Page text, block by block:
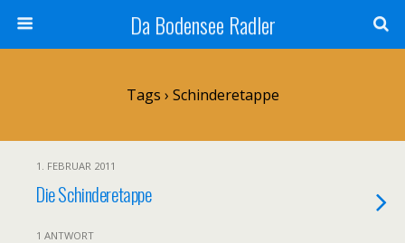
Da Bodensee Radler
Tags › Schinderetappe
1. FEBRUAR 2011
Die Schinderetappe
1 ANTWORT